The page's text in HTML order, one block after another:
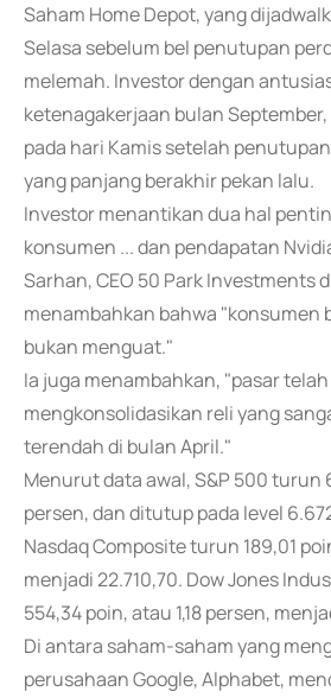
Saham Home Depot, yang
Selasa sebelum bel penutupan
melemah. Investor dengan
ketenagakerjaan bulan
pada hari Kamis setelah
yang panjang berakhir pekan lalu.
Investor menantikan dua hal
konsumen ... dan pendapatan
Sarhan, CEO 50 Park Investments
menambahkan bahwa "konsumen
bukan menguat."
Ia juga menambahkan, "pasar telah
mengkonsolidasikan reli yang
terendah di bulan April."
Menurut data awal, S&P 500 turun
persen, dan ditutup pada level
Nasdaq Composite turun 189,01
menjadi 22.710,70. Dow Jones
554,34 poin, atau 1,18 persen,
Di antara saham-saham yang
perusahaan Google, Alphabet,